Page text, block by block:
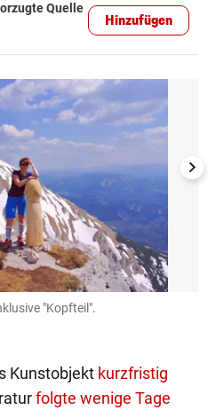
Quelle
Hinzufügen
"Kopfteil".
Kunstobjekt kurzfristig
folgte wenige Tage